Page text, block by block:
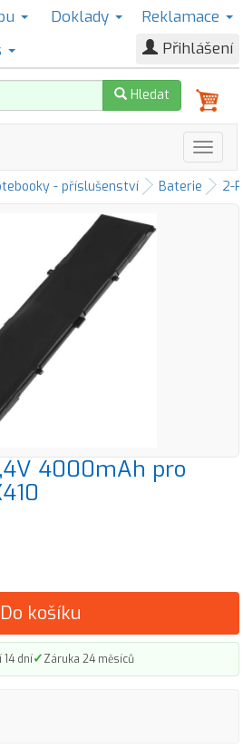
Doklady
Reklamace
Přihlášení
Hledat
- příslušenství Baterie 2-
4000mAh pro
Do košíku
14 dní✓Záruka 24 měsíců